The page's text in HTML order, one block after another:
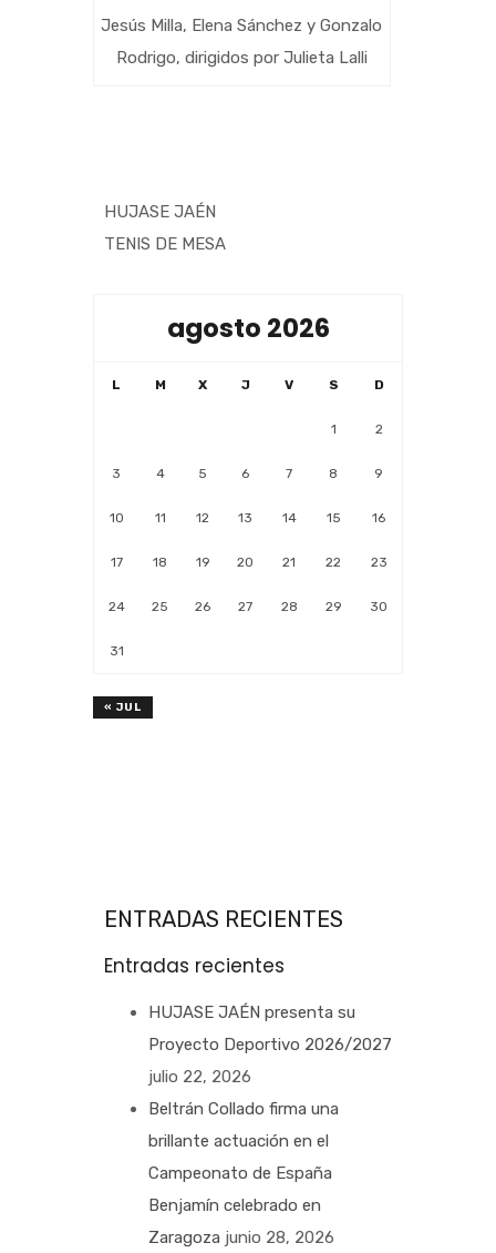
Jesús Milla, Elena Sánchez y Gonzalo
Rodrigo, dirigidos por Julieta Lalli
HUJASE JAÉN
TENIS DE MESA
agosto 2026
L M X J V S D
1 2
3 4 5 6 7 8 9
10 11 12 13 14 15 16
17 18 19 20 21 22 23
24 25 26 27 28 29 30
31
« JUL
ENTRADAS RECIENTES
Entradas recientes
HUJASE JAÉN presenta su
Proyecto Deportivo 2026/2027
julio 22, 2026
Beltrán Collado firma una
brillante actuación en el
Campeonato de España
Benjamín celebrado en
Zaragoza junio 28, 2026